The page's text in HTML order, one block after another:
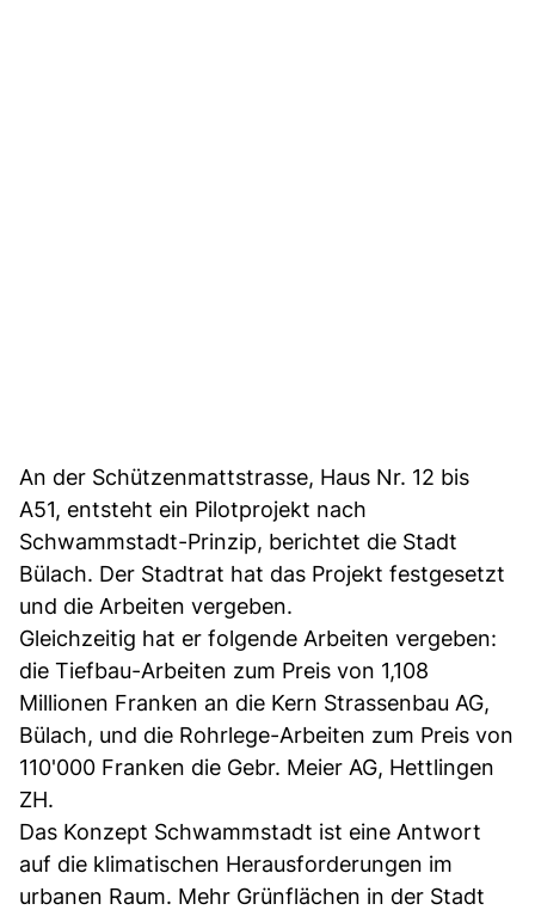
An der Schützenmattstrasse, Haus Nr. 12 bis
A51, entsteht ein Pilotprojekt nach
Schwammstadt-Prinzip, berichtet die Stadt
Bülach. Der Stadtrat hat das Projekt festgesetzt
und die Arbeiten vergeben.
Gleichzeitig hat er folgende Arbeiten vergeben:
die Tiefbau-Arbeiten zum Preis von 1,108
Millionen Franken an die Kern Strassenbau AG,
Bülach, und die Rohrlege-Arbeiten zum Preis von
110'000 Franken die Gebr. Meier AG, Hettlingen
ZH.
Das Konzept Schwammstadt ist eine Antwort
auf die klimatischen Herausforderungen im
urbanen Raum. Mehr Grünflächen in der Stadt